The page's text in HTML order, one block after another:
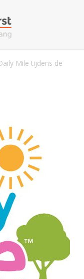
Mile tijdens de